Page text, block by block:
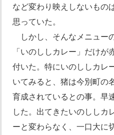
など変わり映えしないもの
思っていた。
しかし、そんなメニュー
「いのししカレー」だけ
付いた。特にいのししカレ
いてみると、猪は今別町の
育成されているとの事。早
した。出てきたいのししカ
ーと変わらなく、一口大に